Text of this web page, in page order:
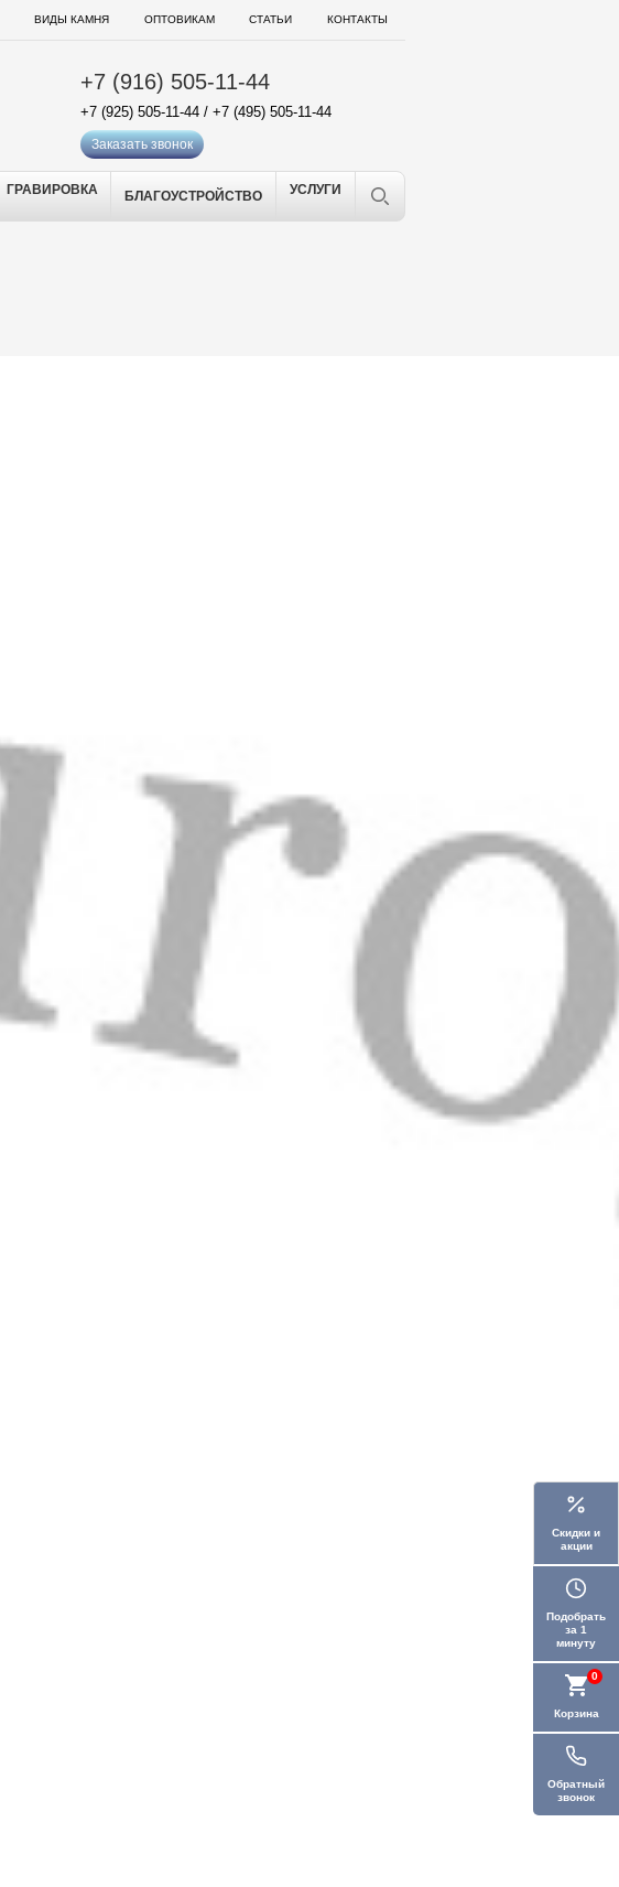
Скидки и
акции
Подобрать
за 1
минуту
Корзина
0
Обратный
звонок
ВИДЫ КАМНЯ ОПТОВИКАМ СТАТЬИ КОНТАКТЫ
+7 (916) 505-11-44
+7 (925) 505-11-44 / +7 (495) 505-11-44
Заказать звонок
ГРАВИРОВКА БЛАГОУСТРОЙСТВО УСЛУГИ